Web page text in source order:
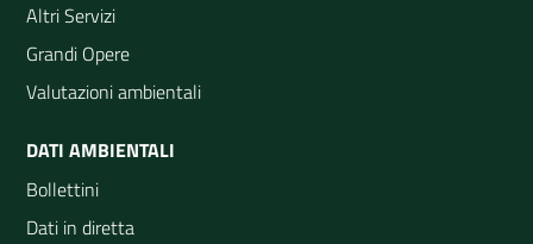
Altri Servizi
Grandi Opere
Valutazioni ambientali
DATI AMBIENTALI
Bollettini
Dati in diretta